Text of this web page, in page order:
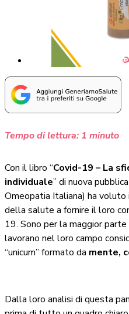
Tempo di lettura: 1 minuto
Con il libro “Covid-19 – La
individuale” di nuova
Omeopatia Italiana) ha
della salute a fornire il loro
19. Sono per la maggior
lavorano nel loro campo
“unicum” formato da mente,
Dalla loro analisi di questa